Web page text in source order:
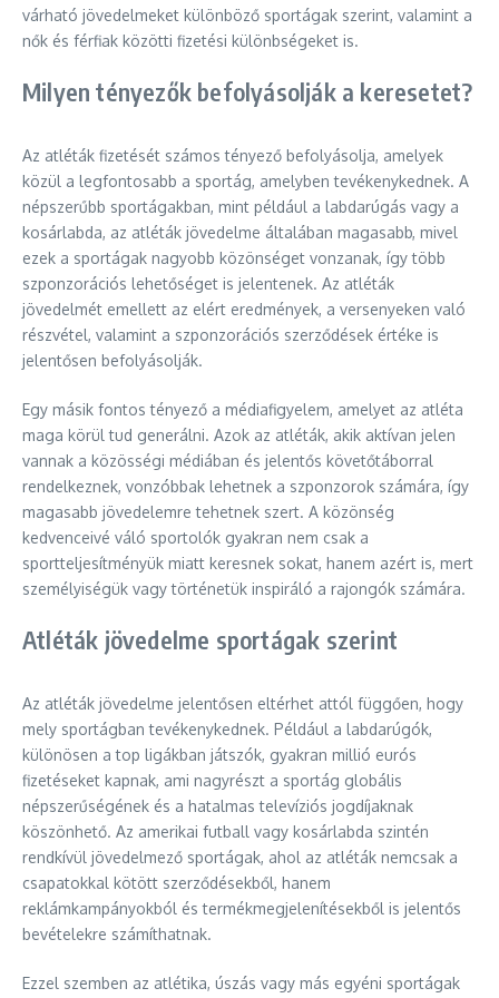
várható jövedelmeket különböző sportágak szerint, valamint a
nők és férfiak közötti fizetési különbségeket is.
Milyen tényezők befolyásolják a keresetet?
Az atléták fizetését számos tényező befolyásolja, amelyek
közül a legfontosabb a sportág, amelyben tevékenykednek. A
népszerűbb sportágakban, mint például a labdarúgás vagy a
kosárlabda, az atléták jövedelme általában magasabb, mivel
ezek a sportágak nagyobb közönséget vonzanak, így több
szponzorációs lehetőséget is jelentenek. Az atléták
jövedelmét emellett az elért eredmények, a versenyeken való
részvétel, valamint a szponzorációs szerződések értéke is
jelentősen befolyásolják.
Egy másik fontos tényező a médiafigyelem, amelyet az atléta
maga körül tud generálni. Azok az atléták, akik aktívan jelen
vannak a közösségi médiában és jelentős követőtáborral
rendelkeznek, vonzóbbak lehetnek a szponzorok számára, így
magasabb jövedelemre tehetnek szert. A közönség
kedvenceivé váló sportolók gyakran nem csak a
sportteljesítményük miatt keresnek sokat, hanem azért is, mert
személyiségük vagy történetük inspiráló a rajongók számára.
Atléták jövedelme sportágak szerint
Az atléták jövedelme jelentősen eltérhet attól függően, hogy
mely sportágban tevékenykednek. Például a labdarúgók,
különösen a top ligákban játszók, gyakran millió eurós
fizetéseket kapnak, ami nagyrészt a sportág globális
népszerűségének és a hatalmas televíziós jogdíjaknak
köszönhető. Az amerikai futball vagy kosárlabda szintén
rendkívül jövedelmező sportágak, ahol az atléták nemcsak a
csapatokkal kötött szerződésekből, hanem
reklámkampányokból és termékmegjelenítésekből is jelentős
bevételekre számíthatnak.
Ezzel szemben az atlétika, úszás vagy más egyéni sportágak